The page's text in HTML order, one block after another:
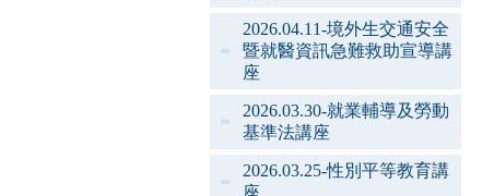
2026.04.11-境外生交通安全
暨就醫資訊急難救助宣導講
座
2026.03.30-就業輔導及勞動
基準法講座
2026.03.25-性別平等教育講
座